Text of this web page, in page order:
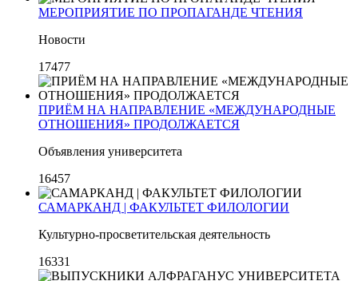
МЕРОПРИЯТИЕ ПО ПРОПАГАНДЕ ЧТЕНИЯ
Новости
17477
ПРИЁМ НА НАПРАВЛЕНИЕ «МЕЖДУНАРОДНЫЕ
ОТНОШЕНИЯ» ПРОДОЛЖАЕТСЯ
Объявления университета
16457
САМАРКАНД | ФАКУЛЬТЕТ ФИЛОЛОГИИ
Культурно-просветительская деятельность
16331